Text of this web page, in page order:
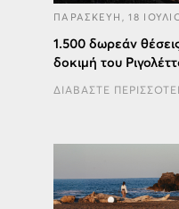
ΠΑΡΑΣΚΕΥΗ, 18
1.500 δωρεάν
δοκιμή του
ΔΙΑΒΑΣΤΕ